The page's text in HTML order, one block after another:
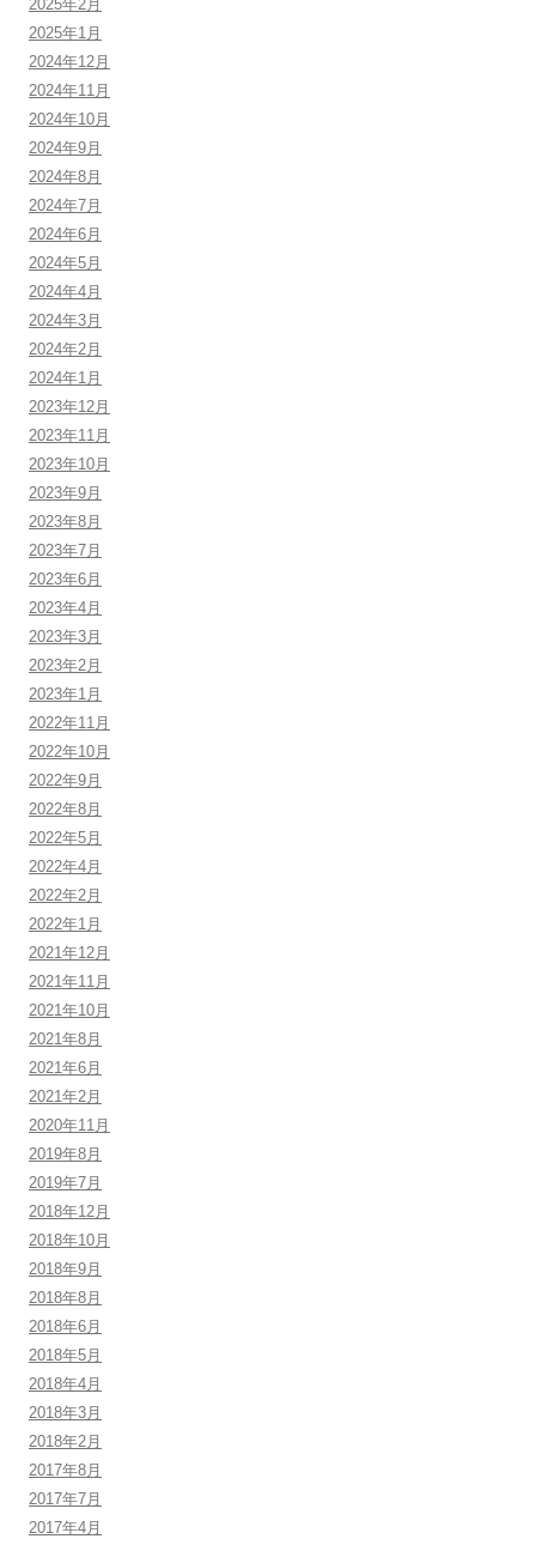
2025年2月
2025年1月
2024年12月
2024年11月
2024年10月
2024年9月
2024年8月
2024年7月
2024年6月
2024年5月
2024年4月
2024年3月
2024年2月
2024年1月
2023年12月
2023年11月
2023年10月
2023年9月
2023年8月
2023年7月
2023年6月
2023年4月
2023年3月
2023年2月
2023年1月
2022年11月
2022年10月
2022年9月
2022年8月
2022年5月
2022年4月
2022年2月
2022年1月
2021年12月
2021年11月
2021年10月
2021年8月
2021年6月
2021年2月
2020年11月
2019年8月
2019年7月
2018年12月
2018年10月
2018年9月
2018年8月
2018年6月
2018年5月
2018年4月
2018年3月
2018年2月
2017年8月
2017年7月
2017年4月